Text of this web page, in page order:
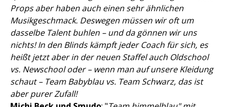
Props aber haben auch einen sehr ähnlichen
Musikgeschmack. Deswegen müssen wir oft um
dasselbe Talent buhlen – und da gönnen wir uns
nichts! In den Blinds kämpft jeder Coach für sich, es
heißt jetzt aber in der neuen Staffel auch Oldschool
vs. Newschool oder – wenn man auf unsere Kleidung
schaut – Team Babyblau vs. Team Schwarz, das ist
aber purer Zufall!